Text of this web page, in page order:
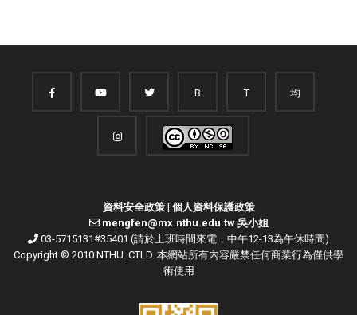
B T 均
資料安全政策| 個人資料保護政策
mengfen@mx.nthu.edu.tw 吳小姐
03-5715131#35401 (請於上班時間來電，中午12-13為午休時間)
Copyright © 2010 NTHU. CTLD. 本網站所有內容嚴禁任何商業行為僅供學
術使用